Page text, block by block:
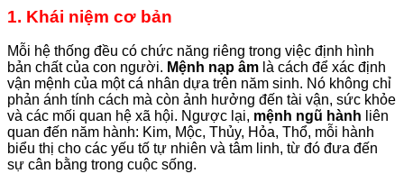
1. Khái niệm cơ bản
Mỗi hệ thống đều có chức năng riêng trong việc định hình
bản chất của con người. Mệnh nạp âm là cách để xác định
vận mệnh của một cá nhân dựa trên năm sinh. Nó không chỉ
phản ánh tính cách mà còn ảnh hưởng đến tài vận, sức khỏe
và các mối quan hệ xã hội. Ngược lại, mệnh ngũ hành liên
quan đến năm hành: Kim, Mộc, Thủy, Hỏa, Thổ, mỗi hành
biểu thị cho các yếu tố tự nhiên và tâm linh, từ đó đưa đến
sự cân bằng trong cuộc sống.